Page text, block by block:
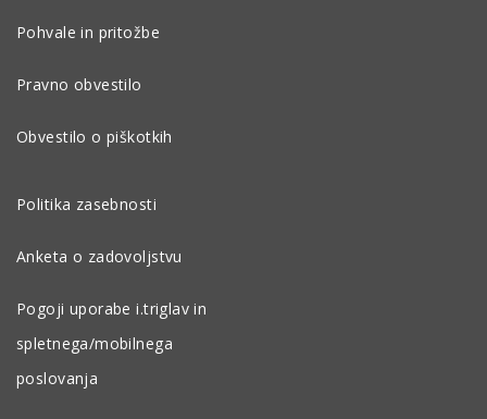
Pohvale in pritožbe
Pravno obvestilo
Obvestilo o piškotkih
Politika zasebnosti
Anketa o zadovoljstvu
Pogoji uporabe i.triglav in
spletnega/mobilnega
poslovanja